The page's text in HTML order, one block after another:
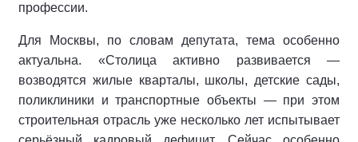
профессии.
Для Москвы, по словам депутата, тема особенно
актуальна. «Столица активно развивается —
возводятся жилые кварталы, школы, детские сады,
поликлиники и транспортные объекты — при этом
строительная отрасль уже несколько лет испытывает